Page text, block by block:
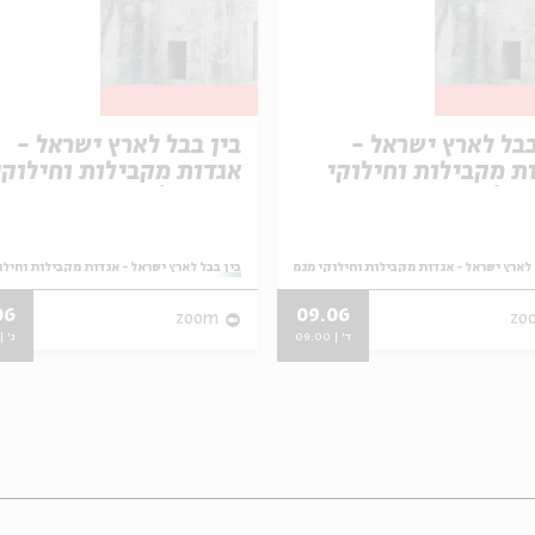
לארץ ישראל -
מקבילות וחילוקי
לארץ ישראל - אגדות מקבילות וחילוקי מגמות
09.06
ד' | 09:00
בין בבל לארץ ישראל -
אגדות מקבילות
מתוך:
בין בבל לארץ ישראל - אגדות מקבילות
zoom
ג' | 09:00